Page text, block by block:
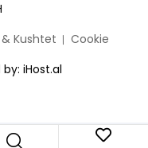
Kushtet
Cookie
by: iHost.al